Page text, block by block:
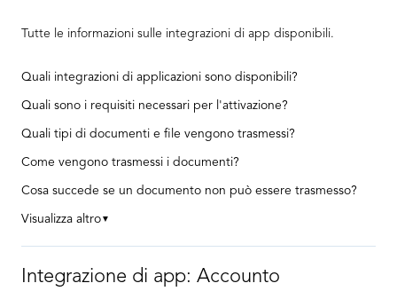
Tutte le informazioni sulle integrazioni di app disponibili.
Quali integrazioni di applicazioni sono disponibili?
Quali sono i requisiti necessari per l'attivazione?
Quali tipi di documenti e file vengono trasmessi?
Come vengono trasmessi i documenti?
Cosa succede se un documento non può essere trasmesso?
Visualizza altro ▼
Integrazione di app: Accounto